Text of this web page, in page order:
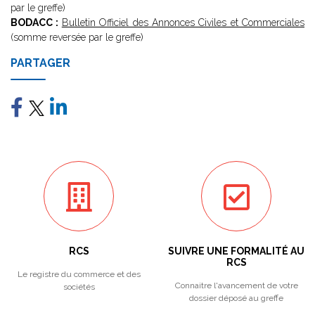
par le greffe)
BODACC : Bulletin Officiel des Annonces Civiles et Commerciales
(somme reversée par le greffe)
PARTAGER
RCS
Le registre du commerce et des
sociétés
SUIVRE UNE FORMALITÉ AU
RCS
Connaitre l'avancement de votre
dossier déposé au greffe